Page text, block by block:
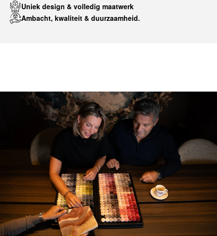
Uniek design & volledig maatwerk
Ambacht, kwaliteit & duurzaamheid.